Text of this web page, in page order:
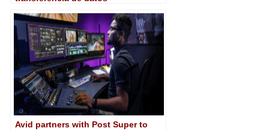
cobertura
Avid partners with Post Super to